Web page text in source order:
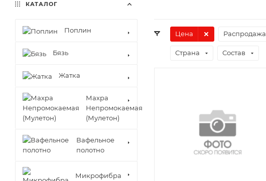
Цена Распродажа
Страна Состав
КАТАЛОГ
Поплин
Бязь
Жатка
Махра
Непромокаемая
(Мулетон)
Вафельное
полотно
Микрофибра